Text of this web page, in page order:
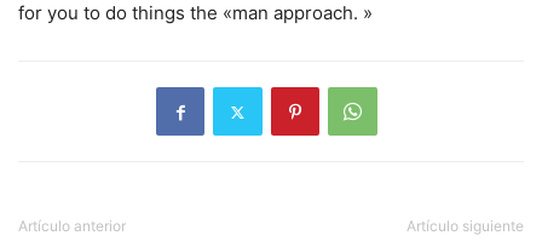
for you to do things the «man approach. »
Artículo anterior Artículo siguiente